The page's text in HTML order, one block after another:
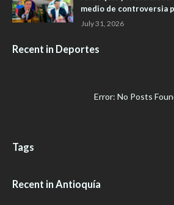
medio de controversia
July 31, 2026
Recent in Deportes
Error: No Posts
Tags
Recent in Antioquía